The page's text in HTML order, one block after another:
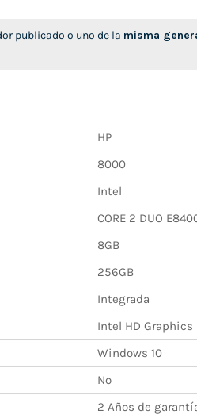
publicado o uno de la misma
HP
8000
Intel
CORE 2 DUO
8GB
256GB
Integrada
Intel HD Graphics
Windows 10
No
2 Años de